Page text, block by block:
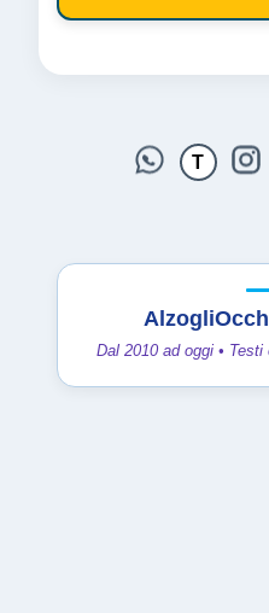
T
Dal 2010 ad oggi •